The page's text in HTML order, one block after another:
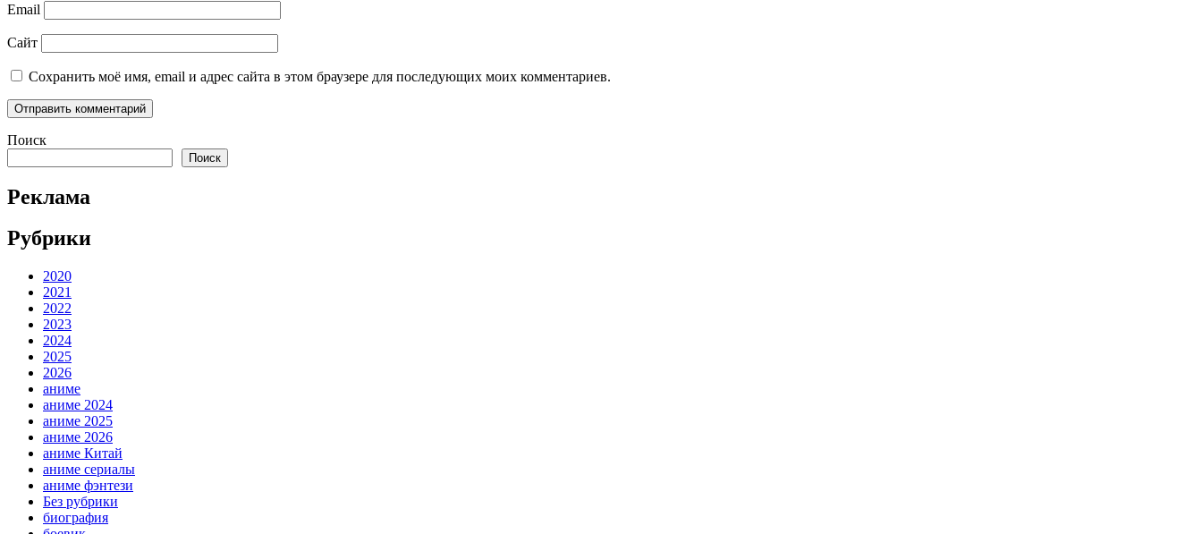
Email
Сайт
Сохранить моё имя, email и адрес сайта в этом браузере для последующих моих комментариев.
Поиск
Поиск
Реклама
Рубрики
2020
2021
2022
2023
2024
2025
2026
аниме
аниме 2024
аниме 2025
аниме 2026
аниме Китай
аниме сериалы
аниме фэнтези
Без рубрики
биография